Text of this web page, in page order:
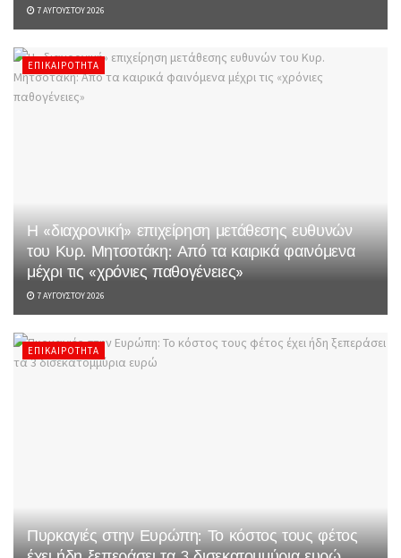
7 ΑΥΓΟΎΣΤΟΥ 2026
ΕΠΙΚΑΙΡΌΤΗΤΑ
Η «διαχρονική» επιχείρηση μετάθεσης ευθυνών
του Κυρ. Μητσοτάκη: Από τα καιρικά φαινόμενα
μέχρι τις «χρόνιες παθογένειες»
7 ΑΥΓΟΎΣΤΟΥ 2026
ΕΠΙΚΑΙΡΌΤΗΤΑ
Πυρκαγιές στην Ευρώπη: Το κόστος τους φέτος